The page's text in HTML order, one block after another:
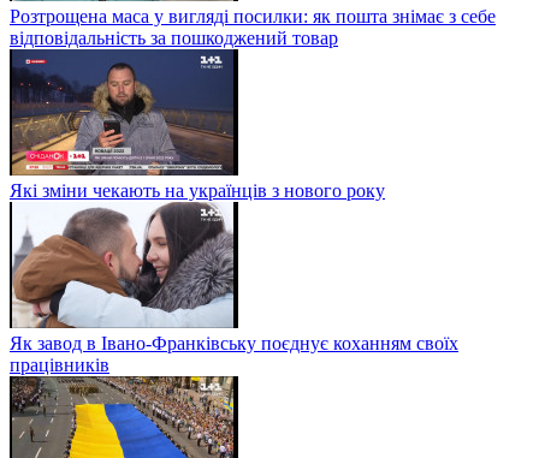
Розтрощена маса у вигляді посилки: як пошта знімає з себе
відповідальність за пошкоджений товар
Які зміни чекають на українців з нового року
Як завод в Івано-Франківську поєднує коханням своїх
працівників